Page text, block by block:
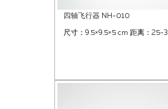
四轴飞行器 NH-010
尺寸：9.5×9.5×5 cm 距离：25-